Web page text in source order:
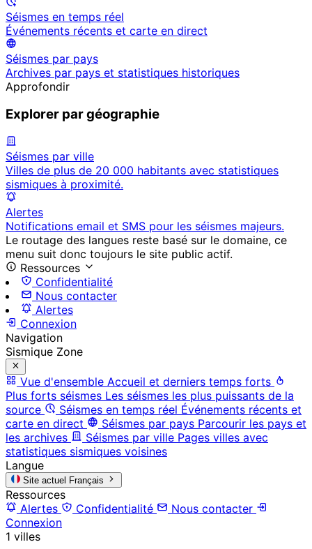
Séismes en temps réel
Événements récents et carte en direct
Séismes par pays
Archives par pays et statistiques historiques
Approfondir
Explorer par géographie
Séismes par ville
Villes de plus de 20 000 habitants avec statistiques
sismiques à proximité.
Alertes
Notifications email et SMS pour les séismes majeurs.
Le routage des langues reste basé sur le domaine, ce
menu suit donc toujours le site public actif.
Ressources
Confidentialité
Nous contacter
Alertes
Connexion
Navigation
Sismique Zone
Vue d'ensemble Accueil et derniers temps forts
Plus forts séismes Les séismes les plus puissants de la
source
Séismes en temps réel Événements récents et
carte en direct
Séismes par pays Parcourir les pays et
les archives
Séismes par ville Pages villes avec
statistiques sismiques voisines
Langue
Site actuel Français
Ressources
Alertes
Confidentialité
Nous contacter
Connexion
1 villes